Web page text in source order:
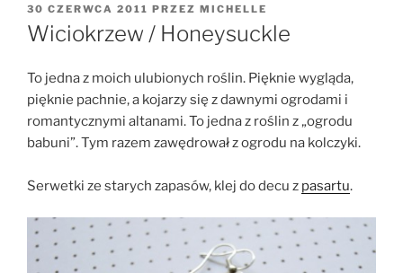
OPUBLIKOWANE
W
30 CZERWCA 2011 PRZEZ MICHELLE
Wiciokrzew / Honeysuckle
To jedna z moich ulubionych roślin. Pięknie wygląda,
pięknie pachnie, a kojarzy się z dawnymi ogrodami i
romantycznymi altanami. To jedna z roślin z „ogrodu
babuni”. Tym razem zawędrował z ogrodu na kolczyki.
Serwetki ze starych zapasów, klej do decu z pasartu.